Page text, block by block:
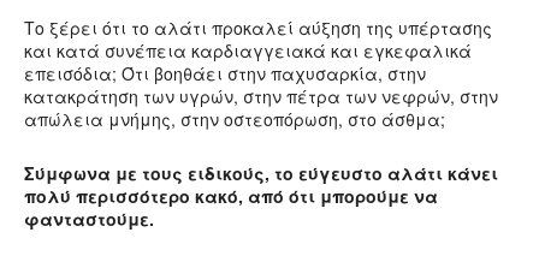
Το ξέρει ότι το αλάτι προκαλεί αύξηση της υπέρτασης
και κατά συνέπεια καρδιαγγειακά και εγκεφαλικά
επεισόδια; Ότι βοηθάει στην παχυσαρκία, στην
κατακράτηση των υγρών, στην πέτρα των νεφρών, στην
απώλεια μνήμης, στην οστεοπόρωση, στο άσθμα;
Σύμφωνα με τους ειδικούς, το εύγευστο αλάτι κάνει
πολύ περισσότερο κακό, από ότι μπορούμε να
φανταστούμε.